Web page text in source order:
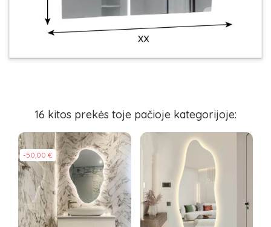
16 kitos prekės toje pačioje kategorijoje:
-50,00 €